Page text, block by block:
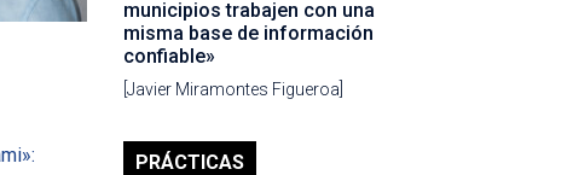
municipios trabajen con una
misma base de información
confiable»
[Javier Miramontes Figueroa]
PRÁCTICAS